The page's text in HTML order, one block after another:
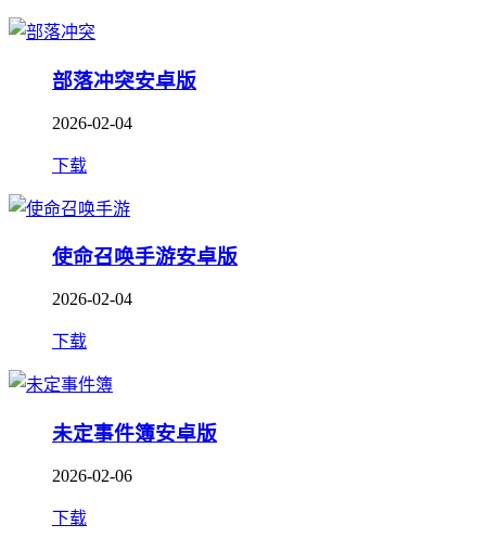
部落冲突安卓版
2026-02-04
下载
使命召唤手游安卓版
2026-02-04
下载
未定事件簿安卓版
2026-02-06
下载